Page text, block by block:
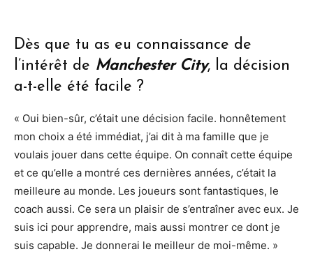
Dès que tu as eu connaissance de
l’intérêt de Manchester City, la décision
a-t-elle été facile ?
« Oui bien-sûr, c’était une décision facile. honnêtement
mon choix a été immédiat, j’ai dit à ma famille que je
voulais jouer dans cette équipe. On connaît cette équipe
et ce qu’elle a montré ces dernières années, c’était la
meilleure au monde. Les joueurs sont fantastiques, le
coach aussi. Ce sera un plaisir de s’entraîner avec eux. Je
suis ici pour apprendre, mais aussi montrer ce dont je
suis capable. Je donnerai le meilleur de moi-même. »